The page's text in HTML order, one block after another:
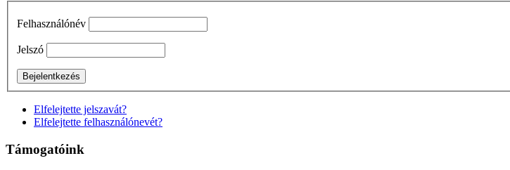
Felhasználónév
Jelszó
Elfelejtette jelszavát?
Elfelejtette felhasználónevét?
Támogatóink